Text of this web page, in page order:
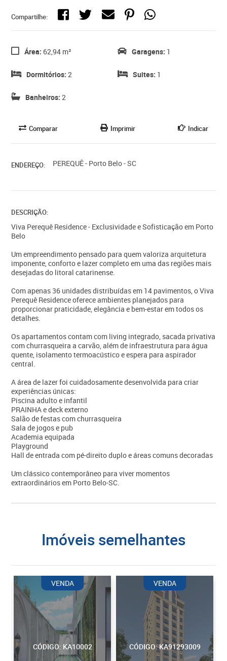
Compartilhe:
Área: 62,94 m²
Dormitórios: 2
Banheiros: 2
Garagens: 1
Suites: 1
Comparar Imprimir Indicar
ENDEREÇO: PEREQUÊ - Porto Belo - SC
DESCRIÇÃO:
Viva Perequê Residence - Exclusividade e Sofisticação em Porto
Belo
Um empreendimento pensado para quem valoriza arquitetura
imponente, conforto e lazer completo em uma das regiões mais
desejadas do litoral catarinense.
Com apenas 36 unidades distribuídas em 14 pavimentos, o Viva
Perequê Residence oferece ambientes planejados para
proporcionar praticidade, elegância e bem-estar em todos os
detalhes.
Os apartamentos contam com living integrado, sacada privativa
com churrasqueira a carvão, além de infraestrutura para água
quente, isolamento termoacústico e espera para aspirador
central.
A área de lazer foi cuidadosamente desenvolvida para criar
experiências únicas:
Piscina adulto e infantil
PRAINHA e deck externo
Salão de festas com churrasqueira
Sala de jogos e pub
Academia equipada
Playground
Hall de entrada com pé-direito duplo e áreas comuns decoradas
Um clássico contemporâneo para viver momentos
extraordinários em Porto Belo-SC.
imóveis semelhantes
CÓDIGO: KA10002
VENDA
CÓDIGO: KA91293009
VENDA